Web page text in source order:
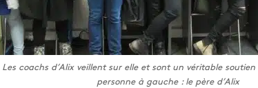
Les coachs d’Alix veillent sur elle et sont un véritable
personne à gauche : le père d’Alix